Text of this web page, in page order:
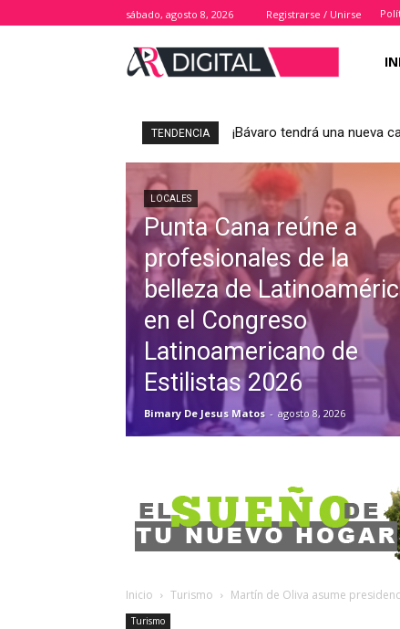
sábado, agosto 8, 2026 Registrarse / Unirse
TENDENCIA ¡Bávaro tendrá una nueva
LOCALES
Punta Cana reúne a
profesionales de la
belleza de
en el Congreso
Latinoamericano de
Estilistas 2026
Bimary De Jesus Matos - agosto 8, 2026
Inicio Turismo Martín de Oliva asume
Turismo